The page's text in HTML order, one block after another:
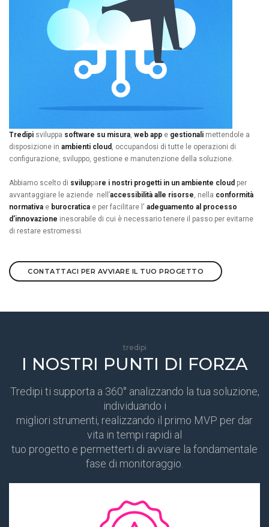
Tredipi sviluppa software su misura, web app e gestionali mettendole a
disposizione in ambienti cloud , occupandosi di tutte le operazioni di
configurazione, sviluppo, gestione e manutenzione della soluzione.
Abbiamo scelto di sviluppare i nostri progetti in un ambiente cloud per
avvantaggiare le aziende nell’accessibilità alle risorse, nella conformità
normativa e burocratica e per facilitare l' adeguamento al processo
d’innovazione inesorabile di cui è necessario tenere il passo per evitarne
di restare estromessi.
CONTATTACI PER AVVIARE IL TUO PROGETTO
tredipi
I NOSTRI PUNTI DI FORZA
Tredipi ti supporta a 360° analizzando la tua soluzione,
individuando i
migliori strumenti, realizzando il primo MVP per dar
vita in tempi rapidi al
tuo progetto e permetterti di avviare la fondamentale
fase di monitoraggio.